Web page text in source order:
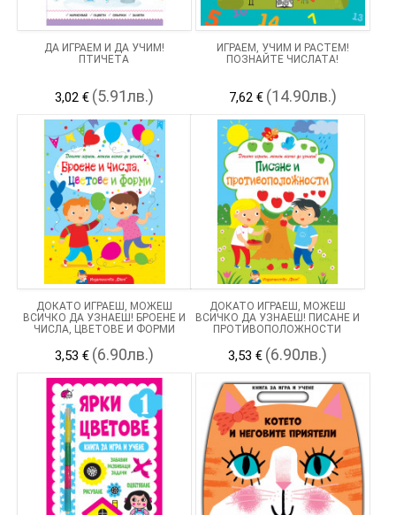
ДА ИГРАЕМ И ДА УЧИМ!
ПТИЧЕTA
3,02 € (5.91лв.)
ИГРАЕМ, УЧИМ И РАСТЕМ!
ПОЗНАЙТЕ ЧИСЛАТА!
7,62 € (14.90лв.)
ДОКАТО ИГРАЕШ, МОЖЕШ
ВСИЧКО ДА УЗНАЕШ! БРОЕНЕ И
ЧИСЛА, ЦВЕТОВЕ И ФОРМИ
3,53 € (6.90лв.)
ДОКАТО ИГРАЕШ, МОЖЕШ
ВСИЧКО ДА УЗНАЕШ! ПИСАНЕ И
ПРОТИВОПОЛОЖНОСТИ
3,53 € (6.90лв.)